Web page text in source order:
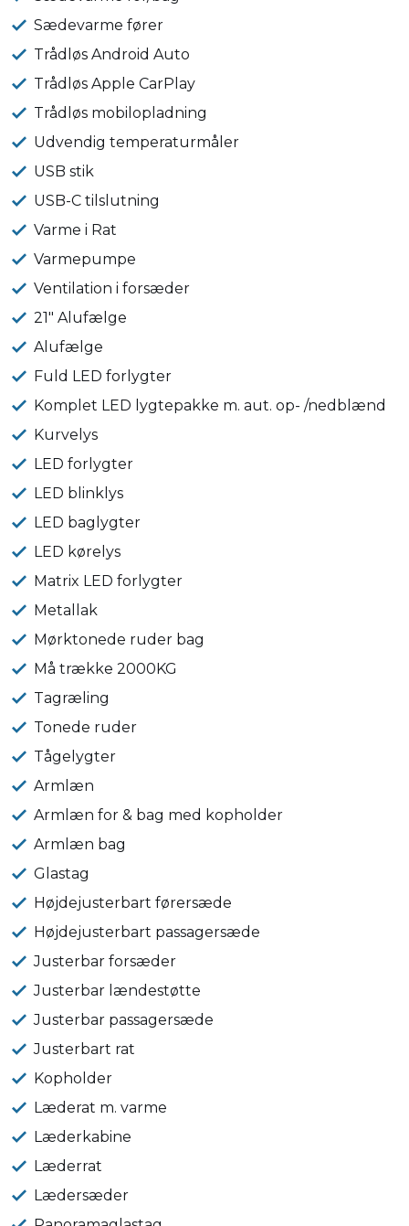
Sædevarme fører
Trådløs Android Auto
Trådløs Apple CarPlay
Trådløs mobilopladning
Udvendig temperaturmåler
USB stik
USB-C tilslutning
Varme i Rat
Varmepumpe
Ventilation i forsæder
21" Alufælge
Alufælge
Fuld LED forlygter
Komplet LED lygtepakke m. aut. op- /nedblænd
Kurvelys
LED forlygter
LED blinklys
LED baglygter
LED kørelys
Matrix LED forlygter
Metallak
Mørktonede ruder bag
Må trække 2000KG
Tagræling
Tonede ruder
Tågelygter
Armlæn
Armlæn for & bag med kopholder
Armlæn bag
Glastag
Højdejusterbart førersæde
Højdejusterbart passagersæde
Justerbar forsæder
Justerbar lændestøtte
Justerbar passagersæde
Justerbart rat
Kopholder
Læderat m. varme
Læderkabine
Læderrat
Lædersæder